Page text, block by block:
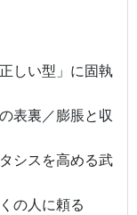
しい型」に固執
表裏／膨脹と収
シスを高める武
の人に頼る